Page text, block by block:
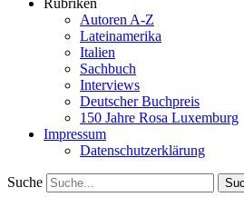
Rubriken
Autoren A-Z
Lateinamerika
Italien
Sachbuch
Interviews
Deutscher Buchpreis
150 Jahre Rosa Luxemburg
Impressum
Datenschutzerklärung
Suche